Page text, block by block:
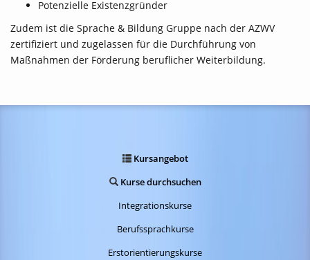
Potenzielle Existenzgründer
Zudem ist die Sprache & Bildung Gruppe nach der AZWV
zertifiziert und zugelassen für die Durchführung von
Maßnahmen der Förderung beruflicher Weiterbildung.
Kursangebot
Kurse durchsuchen
Integrationskurse
Berufssprachkurse
Erstorientierungskurse